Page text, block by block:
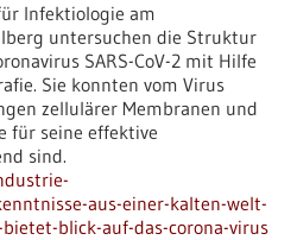
Infektiologie am
untersuchen die Struktur
SARS-CoV-2 mit Hilfe
Sie konnten vom Virus
zellulärer Membranen und
für seine effektive
sind.
aus-einer-kalten-welt-
blick-auf-das-corona-virus